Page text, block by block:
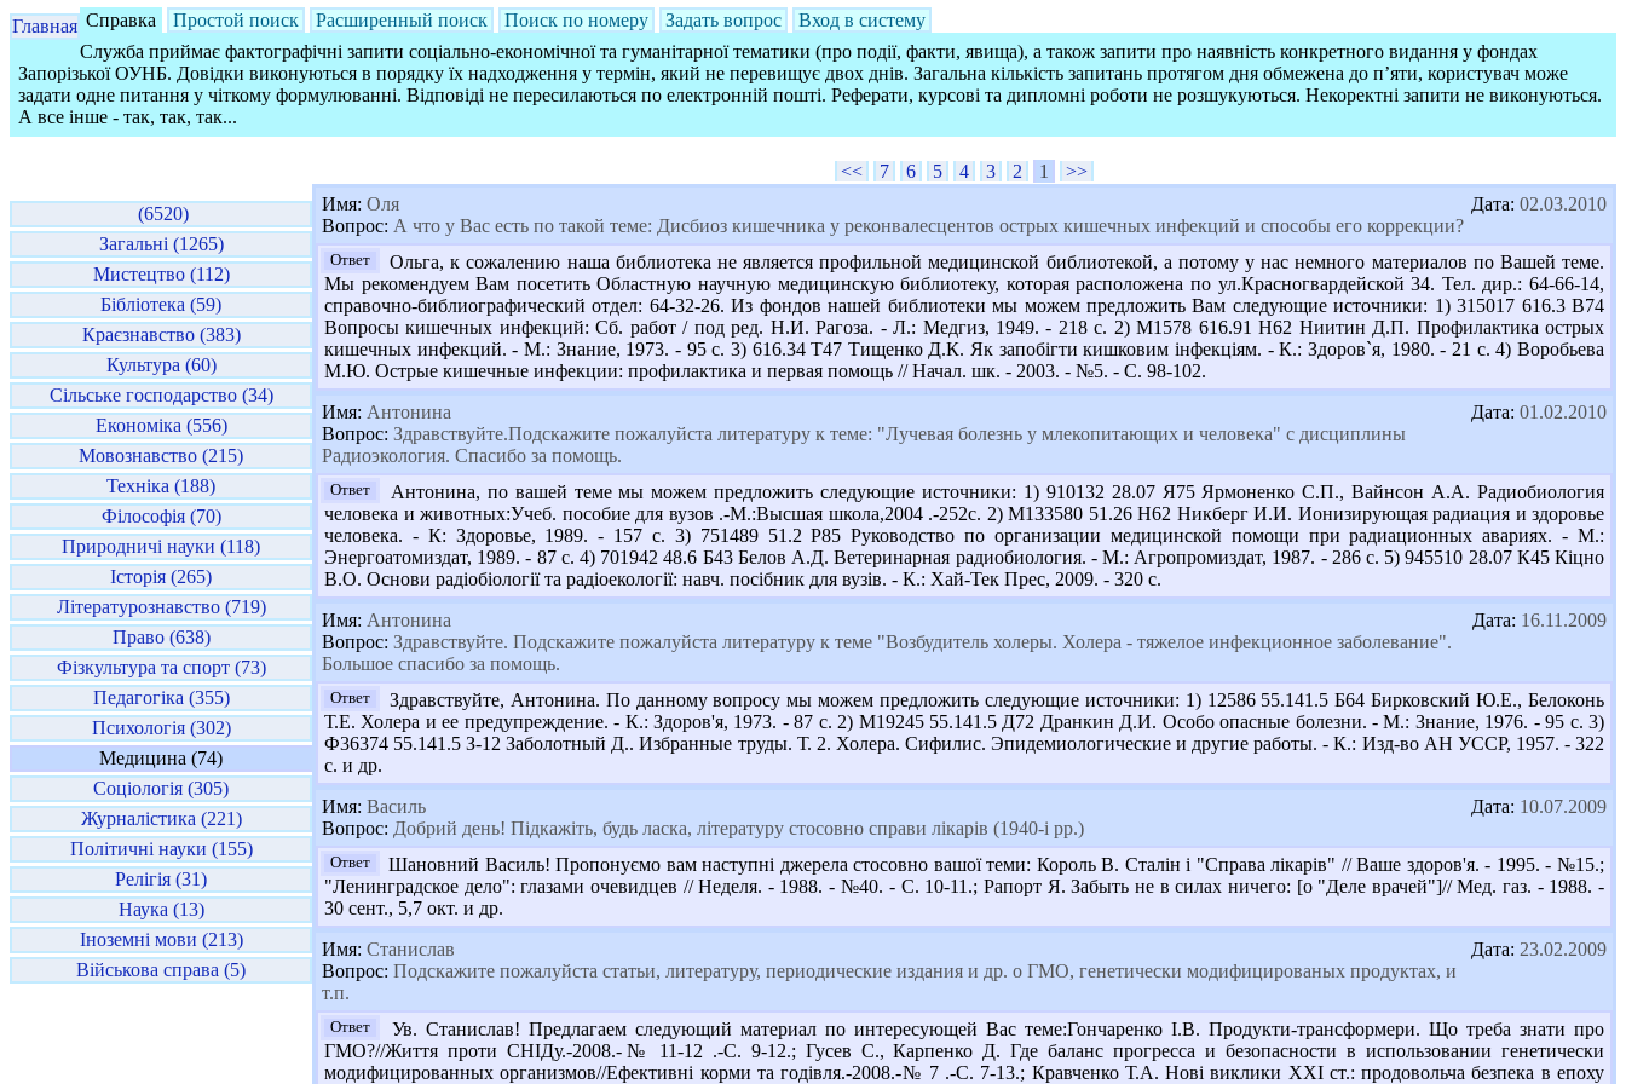
Главная Справка Простой поиск Расширенный поиск Поиск по номеру Задать вопрос
Вход в систему
Служба приймає фактографічні запити соціально-економічної та гуманітарної тематики (про події, факти, явища), а також запити про наявність конкретного видання у фондах
Запорізької ОУНБ. Довідки виконуються в порядку їх надходження у термін, який не перевищує двох днів. Загальна кількість запитань протягом дня обмежена до п’яти, користувач може
задати одне питання у чіткому формулюванні. Відповіді не пересилаються по електронній пошті. Реферати, курсові та дипломні роботи не розшукуються. Некоректні запити не виконуються.
А все інше - так, так, так...
(6520)
Загальні (1265)
Мистецтво (112)
Бібліотека (59)
Краєзнавство (383)
Культура (60)
Сільське господарство (34)
Економіка (556)
Мовознавство (215)
Техніка (188)
Філософія (70)
Природничі науки (118)
Історія (265)
Літературознавство (719)
Право (638)
Фізкультура та спорт (73)
Педагогіка (355)
Психологія (302)
Медицина (74)
Соціологія (305)
Журналістика (221)
Політичні науки (155)
Релігія (31)
Наука (13)
Іноземні мови (213)
Військова справа (5)
<< 7 6 5 4 3 2 1
>>
Дата: 02.03.2010
Имя: Оля
Вопрос: А что у Вас есть по такой теме: Дисбиоз кишечника у реконвалесцентов острых кишечных инфекций и способы его коррекции?
Ответ
Ольга, к сожалению наша библиотека не является профильной медицинской библиотекой, а потому у нас немного материалов по Вашей теме.
Мы рекомендуем Вам посетить Областную научную медицинскую библиотеку, которая расположена по ул.Красногвардейской 34. Тел. дир.: 64-66-14,
справочно-библиографический отдел: 64-32-26. Из фондов нашей библиотеки мы можем предложить Вам следующие источники: 1) 315017 616.3 В74
Вопросы кишечных инфекций: Сб. работ / под ред. Н.И. Рагоза. - Л.: Медгиз, 1949. - 218 с. 2) М1578 616.91 Н62 Ниитин Д.П. Профилактика острых
кишечных инфекций. - М.: Знание, 1973. - 95 с. 3) 616.34 Т47 Тищенко Д.К. Як запобігти кишковим інфекціям. - К.: Здоров`я, 1980. - 21 с. 4) Воробьева
М.Ю. Острые кишечные инфекции: профилактика и первая помощь // Начал. шк. - 2003. - №5. - С. 98-102.
Дата: 01.02.2010
Имя: Антонина
Вопрос: Здравствуйте.Подскажите пожалуйста литературу к теме: "Лучевая болезнь у млекопитающих и человека" с дисциплины
Радиоэкология. Спасибо за помощь.
Ответ
Антонина, по вашей теме мы можем предложить следующие источники: 1) 910132 28.07 Я75 Ярмоненко С.П., Вайнсон А.А. Радиобиология
человека и животных:Учеб. пособие для вузов .-М.:Высшая школа,2004 .-252с. 2) М133580 51.26 Н62 Никберг И.И. Ионизирующая радиация и здоровье
человека. - К: Здоровье, 1989. - 157 с. 3) 751489 51.2 Р85 Руководство по организации медицинской помощи при радиационных авариях. - М.:
Энергоатомиздат, 1989. - 87 с. 4) 701942 48.6 Б43 Белов А.Д. Ветеринарная радиобиология. - М.: Агропромиздат, 1987. - 286 с. 5) 945510 28.07 К45 Кіцно
В.О. Основи радіобіології та радіоекології: навч. посібник для вузів. - К.: Хай-Тек Прес, 2009. - 320 с.
Дата: 16.11.2009
Имя: Антонина
Вопрос: Здравствуйте. Подскажите пожалуйста литературу к теме "Возбудитель холеры. Холера - тяжелое инфекционное заболевание".
Большое спасибо за помощь.
Ответ
Здравствуйте, Антонина. По данному вопросу мы можем предложить следующие источники: 1) 12586 55.141.5 Б64 Бирковский Ю.Е., Белоконь
Т.Е. Холера и ее предупреждение. - К.: Здоров'я, 1973. - 87 с. 2) М19245 55.141.5 Д72 Дранкин Д.И. Особо опасные болезни. - М.: Знание, 1976. - 95 с. 3)
Ф36374 55.141.5 З-12 Заболотный Д.. Избранные труды. Т. 2. Холера. Сифилис. Эпидемиологические и другие работы. - К.: Изд-во АН УССР, 1957. - 322
с. и др.
Дата: 10.07.2009
Имя: Василь
Вопрос: Добрий день! Підкажіть, будь ласка, літературу стосовно справи лікарів (1940-і рр.)
Ответ
Шановний Василь! Пропонуємо вам наступні джерела стосовно вашої теми: Король В. Сталін і "Справа лікарів" // Ваше здоров'я. - 1995. - №15.;
"Ленинградское дело": глазами очевидцев // Неделя. - 1988. - №40. - С. 10-11.; Рапорт Я. Забыть не в силах ничего: [о "Деле врачей"]// Мед. газ. - 1988. -
30 сент., 5,7 окт. и др.
Дата: 23.02.2009
Имя: Станислав
Вопрос: Подскажите пожалуйста статьи, литературу, периодические издания и др. о ГМО, генетически модифицированых продуктах, и
т.п.
Ответ
Ув. Станислав! Предлагаем следующий материал по интересующей Вас теме:Гончаренко І.В. Продукти-трансформери. Що треба знати про
ГМО?//Життя проти СНІДу.-2008.-№ 11-12 .-С. 9-12.; Гусев С., Карпенко Д. Где баланс прогресса и безопасности в использовании генетически
модифицированных организмов//Ефективні корми та годівля.-2008.-№ 7 .-С. 7-13.; Кравченко Т.А. Нові виклики ХХІ ст.: продовольча безпека в епоху